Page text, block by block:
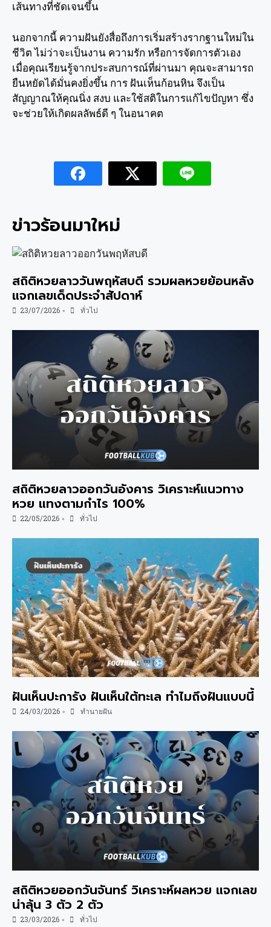
เส้นทางที่ชัดเจนขึ้น
นอกจากนี้ ความฝันยังสื่อถึงการเริ่มสร้างรากฐานใหม่ใน
ชีวิต ไม่ว่าจะเป็นงาน ความรัก หรือการจัดการตัวเอง
เมื่อคุณเรียนรู้จากประสบการณ์ที่ผ่านมา คุณจะสามารถ
ยืนหยัดได้มั่นคงยิ่งขึ้น การ ฝันเห็นก้อนหิน จึงเป็น
สัญญาณให้คุณนิ่ง สงบ และใช้สติในการแก้ไขปัญหา ซึ่ง
จะช่วยให้เกิดผลลัพธ์ดี ๆ ในอนาคต
ข่าวร้อนมาใหม่
สถิติหวยลาววันพฤหัสบดี รวมผลหวยย้อนหลัง
แจกเลขเด็ดประจำสัปดาห์
23/07/2026 • ทั่วไป
สถิติหวยลาวออกวันอังคาร วิเคราะห์แนวทาง
หวย แทงตามกำไร 100%
22/05/2026 • ทั่วไป
ฝันเห็นปะการัง ฝันเห็นใต้ทะเล ทำไมถึงฝันแบบนี้
24/03/2026 • ทำนายฝัน
สถิติหวยออกวันจันทร์ วิเคราะห์ผลหวย แจกเลข
น่าลุ้น 3 ตัว 2 ตัว
23/03/2026 • ทั่วไป